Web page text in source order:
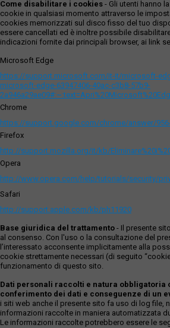
Come disabilitare i cookies - Gli utenti hanno
cookie in qualsiasi momento attraverso le
cookies memorizzati sul disco fisso del tuo
essere cancellati ed è inoltre possibile
indicazioni fornite dai principali browser, ai link
Microsoft Edge
https://support.microsoft.com/it-it/microsoft-
microsoft-edge-63947406-40ac-c3b8-57b9-
Chrome
https://support.google.com/chrome/answer/
Firefox
http://support.mozilla.org/it/kb/
Opera
http://www.opera.com/help/tutorials/security/
Safari
http://support.apple.com/kb/ph11920
Base giuridica del trattamento - Il presente
al consenso. Con l'uso o la consultazione del
l’interessato acconsente implicitamente alla
cookie strettamente necessari (di seguito
funzionamento di questo sito.
Dati personali raccolti e natura obbligatoria
conferimento dei dati e conseguenze di un
i siti web anche il presente sito fa uso di log file,
informazioni raccolte in maniera automatizzata
Le informazioni raccolte potrebbero essere le